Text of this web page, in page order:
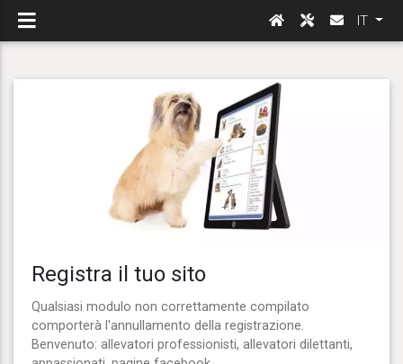
IT
Registra il tuo sito
Qualsiasi modulo non correttamente compilato
comporterà l'annullamento della registrazione.
Benvenuto: allevatori professionisti, allevatori dilettanti,